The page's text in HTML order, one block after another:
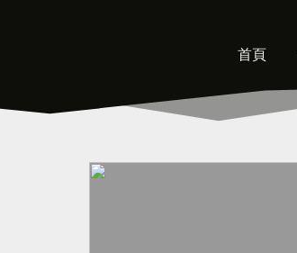
首頁